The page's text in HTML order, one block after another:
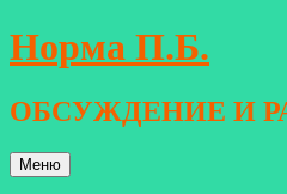
Перейти
к
Норма П.Б.
ОБСУЖДЕНИЕ И
Меню